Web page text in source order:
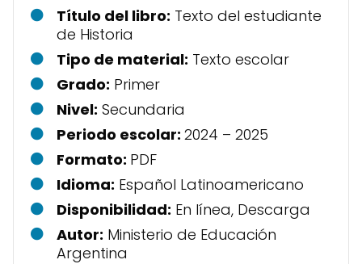
Título del libro: Texto del estudiante
de Historia
Tipo de material: Texto escolar
Grado: Primer
Nivel: Secundaria
Periodo escolar: 2024 – 2025
Formato: PDF
Idioma: Español Latinoamericano
Disponibilidad: En línea, Descarga
Autor: Ministerio de Educación
Argentina